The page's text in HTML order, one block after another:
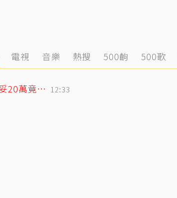
電視 音樂 熱搜 500齣 500歌
蕭敬騰日料店遭房東大漲租！月租15萬飆23萬 談妥20萬竟臨時反悔不續租 12:33